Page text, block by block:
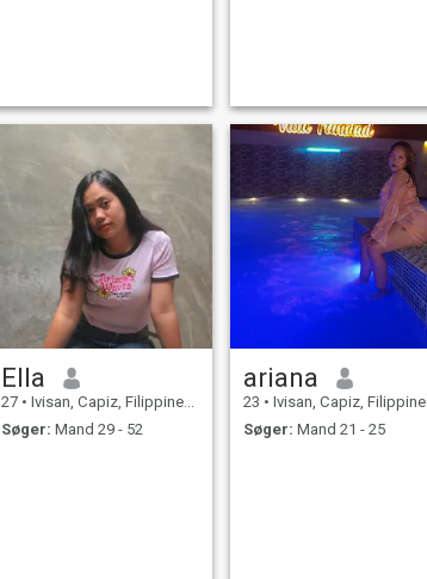
Ella
27 • Ivisan, Capiz, Filippinerne
Søger: Mand 29 - 52
ariana
23 • Ivisan, Capiz, Filippinerne
Søger: Mand 21 - 25